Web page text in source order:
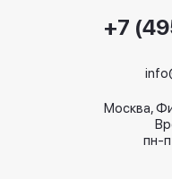
+7
Москва,
пн-